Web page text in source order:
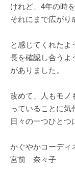
けれど、4年の時
それにまで広がり
と感じてくれたよ
長を確認し合うよ
がありました。
改めて、人もモノ
っていることに気
日々の一つひとつ
かぐやかコーディ
宮前 奈々子